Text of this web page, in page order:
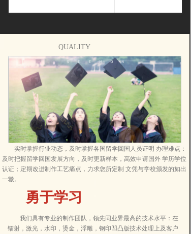
您好！
欢迎来到深圳国外文凭服务网
深圳国外文凭服务网、专营国外文凭，国外毕业证，国外学位
证，国外成绩单，雅思成绩单，学历认证，留信网认证，多年来我
们奉守“价格合理、客户保密、质量保障，安全快捷、服务热情。
寻求双赢”的经营方针，我们一直秉着互利双赢，诚信经营，共创
价值的原则，以绝对不亏待顾客，真实诚信为宗旨。
SYSTEMS
我们具有专业的制作团队，领先同业界最高的技术水平：在
镭射，激光，水印，烫金，浮雕，钢印凹凸版技术处理上及客户
精湛工艺
INNOVATIONS
数以万计的成功案例,为无数肄业留学生提供全方位的解决方
案。一条龙解决学位证问题带来的学历认证难题及落户没有留学
回国人员证明的苦恼,帮助求职就业指导办理留信网学历认证及
wse认证，一对一精准服务。
海外学历认证热潮下的教育行业新思考
韩国高中与朝鲜大学政策改革观察
本文聚焦近期韩国教育政策热点，围绕韩国高中改革与韩国朝鲜大学招生变化展开...
留学文凭认证新趋势：韩国高校学历信息核验指南
本文聚焦韩国中央大学与高丽大学学位认证的最新动态，深入解析国外毕业证书防...
韩国留学新趋势与学历认证实务指南
本文聚焦韩国大学留学的最新趋势，特别是韩国朝鲜大学的学历认证与数字化证书...
韩国弘益大学毕业证样... 韩国延世大学毕业证样...
QUALITY
实时掌握行业动态，及时掌握各国留学回国人员证明 办理难点：
及时把握留学回国发展方向，及时更新样本，高效申请国外 学历学位
认证；定期改进制作工艺痛点，力求您所定制 文凭与学校颁发的如出
一辙。
勇于学习
首页
公司简介
行业资讯
证书样本
防伪案例
定制流程
留言板
联系我们